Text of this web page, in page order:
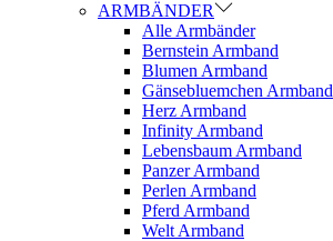
ARMBÄNDER
Alle Armbänder
Bernstein Armband
Blumen Armband
Gänsebluemchen Armband
Herz Armband
Infinity Armband
Lebensbaum Armband
Panzer Armband
Perlen Armband
Pferd Armband
Welt Armband